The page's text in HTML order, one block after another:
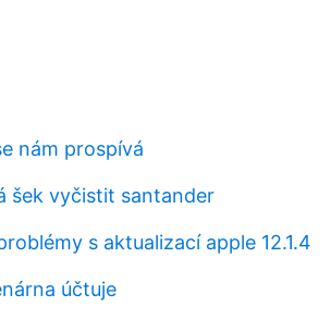
nám prospívá
šek vyčistit santander
s aktualizací apple 12.1.4
účtuje